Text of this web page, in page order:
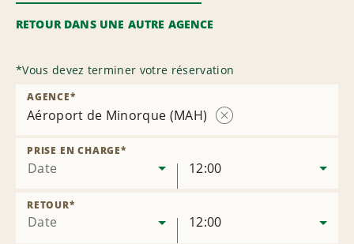
RETOUR DANS UNE AUTRE AGENCE
*Vous devez terminer votre réservation
Aéroport de Minorque (MAH)
AGENCE*
Date
PRISE EN CHARGE*
12:00
Date
RETOUR*
12:00